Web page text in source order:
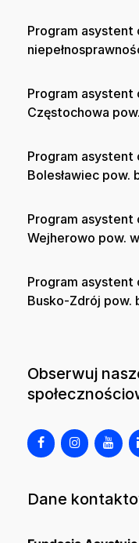
Program asystent
Program asystent
Częstochowa
Program asystent
Bolesławiec pow.
Program asystent
Wejherowo pow.
Program asystent
Busko-Zdrój pow.
Obserwuj
Dane